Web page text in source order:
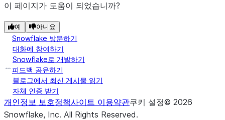
이 페이지가 도움이 되었습니까?
예 아니요
Snowflake 방문하기
대화에 참여하기
Snowflake로 개발하기
피드백 공유하기
블로그에서 최신 게시물 읽기
자체 인증 받기
개인정보 보호정책사이트 이용약관쿠키 설정© 2026
Snowflake, Inc. All Rights Reserved.